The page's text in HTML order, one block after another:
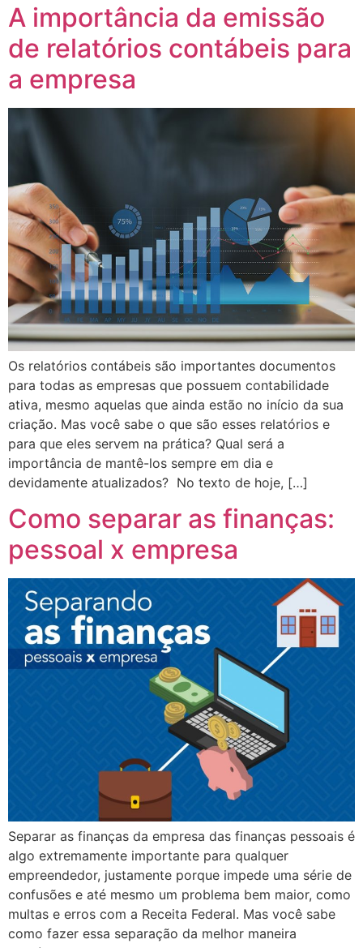
A importância da emissão
de relatórios contábeis para
a empresa
Os relatórios contábeis são importantes documentos
para todas as empresas que possuem contabilidade
ativa, mesmo aquelas que ainda estão no início da sua
criação. Mas você sabe o que são esses relatórios e
para que eles servem na prática? Qual será a
importância de mantê-los sempre em dia e
devidamente atualizados? No texto de hoje, […]
Como separar as finanças:
pessoal x empresa
Separar as finanças da empresa das finanças pessoais é
algo extremamente importante para qualquer
empreendedor, justamente porque impede uma série de
confusões e até mesmo um problema bem maior, como
multas e erros com a Receita Federal. Mas você sabe
como fazer essa separação da melhor maneira